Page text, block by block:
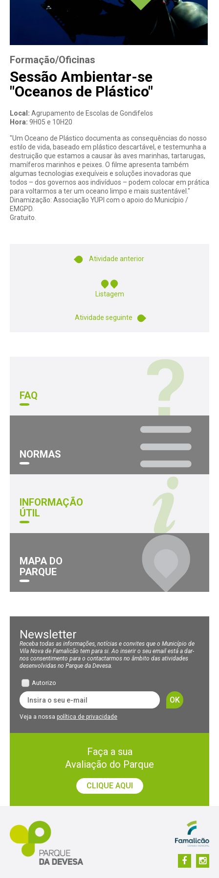
e
s
a
Formação/Oficinas
Sessão Ambientar-se
"Oceanos de Plástico"
Local: Agrupamento de Escolas de Gondifelos
Hora: 9H05 e 10H20
"Um Oceano de Plástico documenta as consequências do nosso
estilo de vida, baseado em plástico descartável, e testemunha a
destruição que estamos a causar às aves marinhas, tartarugas,
mamíferos marinhos e peixes. O filme apresenta também
algumas tecnologias exequíveis e soluções inovadoras que
todos – dos governos aos indivíduos – podem colocar em prática
para voltarmos a ter um oceano limpo e mais sustentável."
Dinamização: Associação YUPI com o apoio do Município /
EMGPD.
Gratuito.
Atividade anterior
Listagem
Atividade seguinte
FAQ
NORMAS
INFORMAÇÃO
ÚTIL
MAPA DO
PARQUE
Newsletter
Receba todas as informações, notícias e convites que o Município de
Vila Nova de Famalicão tem para si. Ao inserir o seu email está a dar-
nos consentimento para o contactarmos no âmbito das atividades
desenvolvidas no Parque da Devesa.
Autorizo
Veja a nossa política de privacidade
Faça a sua
Avaliação do Parque
CLIQUE AQUI